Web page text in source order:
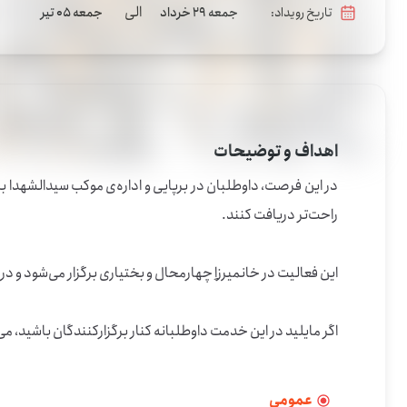
تاریخ رویداد: جمعه 29 خرداد الی جمعه 05 تیر
اهداف و توضیحات
اگر مایلید در این خدمت داوطلبانه کنار برگزارکنندگان باشید، می‌توانید به این فرصت
عمومی